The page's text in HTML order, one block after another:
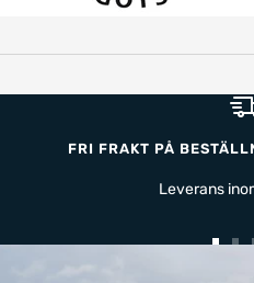
FRI FRAKT PÅ
Leverans